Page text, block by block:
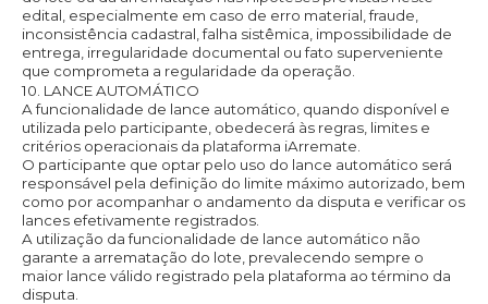
edital, especialmente em caso de erro material, fraude,
inconsistência cadastral, falha sistêmica, impossibilidade de
entrega, irregularidade documental ou fato superveniente
que comprometa a regularidade da operação.
10. LANCE AUTOMÁTICO
A funcionalidade de lance automático, quando disponível e
utilizada pelo participante, obedecerá às regras, limites e
critérios operacionais da plataforma iArremate.
O participante que optar pelo uso do lance automático será
responsável pela definição do limite máximo autorizado, bem
como por acompanhar o andamento da disputa e verificar os
lances efetivamente registrados.
A utilização da funcionalidade de lance automático não
garante a arrematação do lote, prevalecendo sempre o
maior lance válido registrado pela plataforma ao término da
disputa.